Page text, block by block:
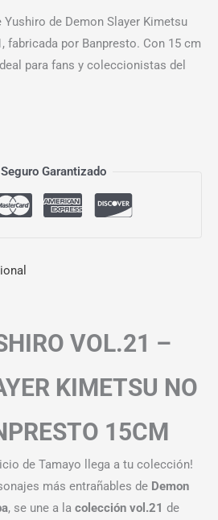
de Demon Slayer Kimetsu
fabricada por Banpresto. Con 15 cm
para fans y coleccionistas del
Garantizado
VOL.21 –
KIMETSU NO
15CM
de Tamayo llega a tu colección!
más entrañables de Demon
, se une a la colección vol.21 de